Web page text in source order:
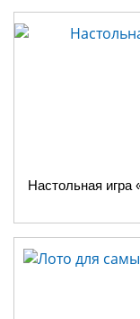
Настольная игра